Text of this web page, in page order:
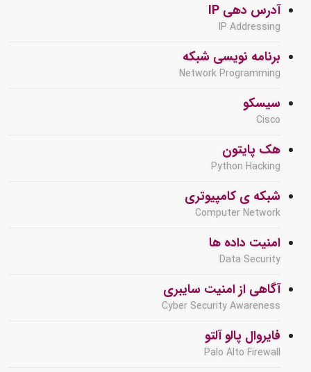
آدرس دهی IP
IP Addressing
برنامه نویسی شبکه
Network Programming
سیسکو
Cisco
هک پایتون
Python Hacking
شبکه ی کامپیوتری
Computer Network
امنیت داده ها
Data Security
آگاهی از امنیت سایبری
Cyber Security Awareness
فایروال پالو آلتو
Palo Alto Firewall